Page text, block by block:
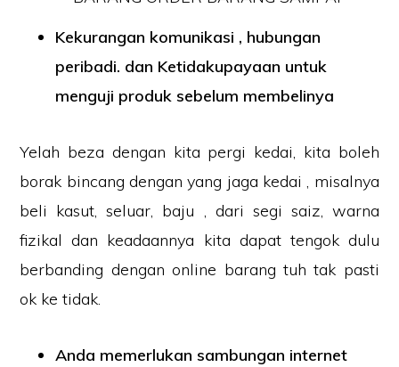
Kekurangan komunikasi , hubungan
peribadi. dan Ketidakupayaan untuk
menguji produk sebelum membelinya
Yelah beza dengan kita pergi kedai, kita boleh
borak bincang dengan yang jaga kedai , misalnya
beli kasut, seluar, baju , dari segi saiz, warna
fizikal dan keadaannya kita dapat tengok dulu
berbanding dengan online barang tuh tak pasti
ok ke tidak.
Anda memerlukan sambungan internet